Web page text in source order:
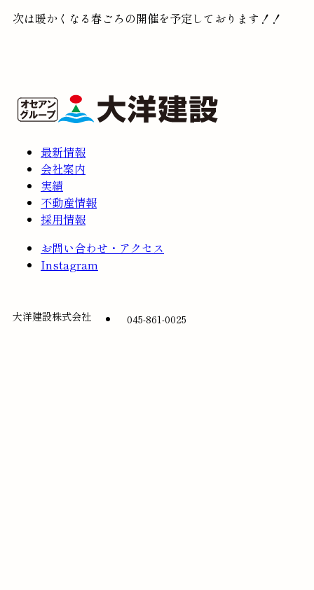
次は暖かくなる春ごろの開催を予定しております！！
最新情報
会社案内
実績
不動産情報
採用情報
お問い合わせ・アクセス
Instagram
大洋建設株式会社 045-861-0025